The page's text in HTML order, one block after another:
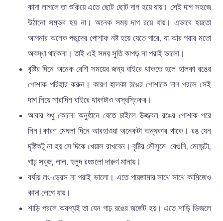
কাদা লাগলে তা শুকিয়ে এতে ছোট ছোট দাগ হয়ে যায়। সেই দাগ সহজে
উঠানো সম্ভব হয় না। অনেক সময় দাগ রয়ে যায়। এভাবে হয়তো
আপনার অনেক পছন্দের পোশাক নষ্ট হয়ে যেতে পারে, যা আর পরার মতো
অবস্থা থাকেনা। তাই এই সময় সুতি কাপড় না পরাই ভালো।
বৃষ্টির দিনে অনেক বেশি সময়ের জন্য বাইরে থাকতে হলে হালকা রঙের
পোশাক পরিহার করুন। কারণ হালকা রঙের পোশাকে দাগ পরলে সেই
দাগ নিয়ে সারাদিন বাইরে থাকাটাও অস্বস্তিকর।
আবার শুধু কোনো অনুষ্ঠানে যেতে চাইলে উজ্জ্বল রঙের পোশাক পরে
নিন।কারণ মেঘলা দিনে আবহাওয়া অনেকটা অন্ধকার থাকে। রঙ যেন
দৃষ্টিকটু না হয় সে দিকে খেয়াল রাখবেন। বৃষ্টির মৌসুমে বেগুনি, মেজেন্টা,
গাঢ় সবুজ, লাল, হলুদ রংগুলো দারুণ মানায়।
বর্ষায় লং-ড্রেস না পরাই ভালো। এতে পায়জামার সাথে সাথে কামিজেও
কাদা লেগে যায়।
শাড়ি পরলে অবশ্যই তা যেন গাঢ় রঙের জর্জেট হয়। এতে শাড়ি ভিজলে